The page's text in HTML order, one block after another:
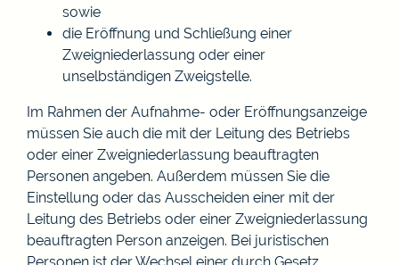
sowie
die Eröffnung und Schließung einer
Zweigniederlassung oder einer
unselbständigen Zweigstelle.
Im Rahmen der Aufnahme- oder Eröffnungsanzeige
müssen Sie auch die mit der Leitung des Betriebs
oder einer Zweigniederlassung beauftragten
Personen angeben. Außerdem müssen Sie die
Einstellung oder das Ausscheiden einer mit der
Leitung des Betriebs oder einer Zweigniederlassung
beauftragten Person anzeigen. Bei juristischen